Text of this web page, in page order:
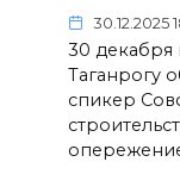
30.12.2025
30 декабря
Таганрогу
спикер